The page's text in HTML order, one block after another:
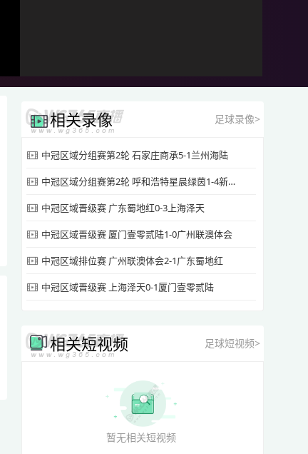
相关录像 足球录像>
中冠区域分组赛第2轮 石家庄商承5-1兰州海陆
中冠区域分组赛第2轮 呼和浩特星晨绿茵1-4新疆金盾
中冠区域晋级赛 广东蜀地红0-3上海泽天
中冠区域晋级赛 厦门壹零贰陆1-0广州联澳体会
中冠区域排位赛 广州联澳体会2-1广东蜀地红
中冠区域晋级赛 上海泽天0-1厦门壹零贰陆
相关短视频 足球短视频>
暂无相关短视频